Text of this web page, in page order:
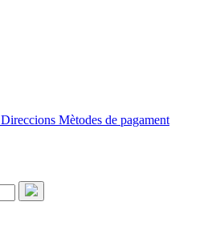
Direccions Mètodes de pagament